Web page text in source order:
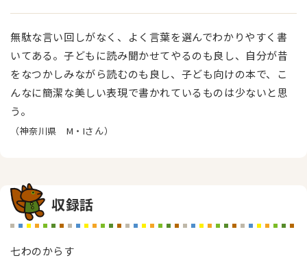
無駄な言い回しがなく、よく言葉を選んでわかりやすく書
いてある。子どもに読み聞かせてやるのも良し、自分が昔
をなつかしみながら読むのも良し、子ども向けの本で、こ
んなに簡潔な美しい表現で書かれているものは少ないと思
う。
（神奈川県 M・Iさん）
収録話
七わのからす